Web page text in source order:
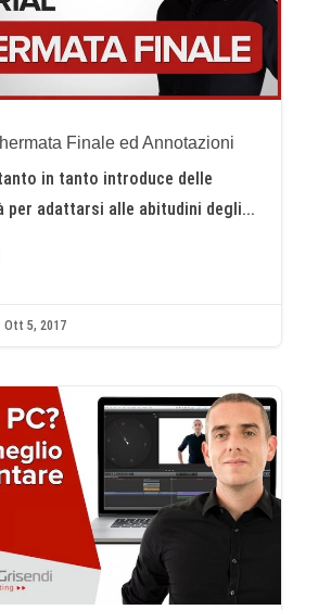
Finale ed Annotazioni
in tanto introduce delle
per adattarsi alle abitudini degli...
Ott 5, 2017